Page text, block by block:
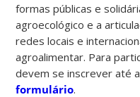
formas públicas e
agroecológico e a
redes locais e
agroalimentar. Para
devem se inscrever até
formulário.